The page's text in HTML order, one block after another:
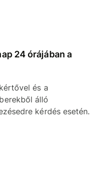
24 órájában a
és a
álló
kérdés esetén.